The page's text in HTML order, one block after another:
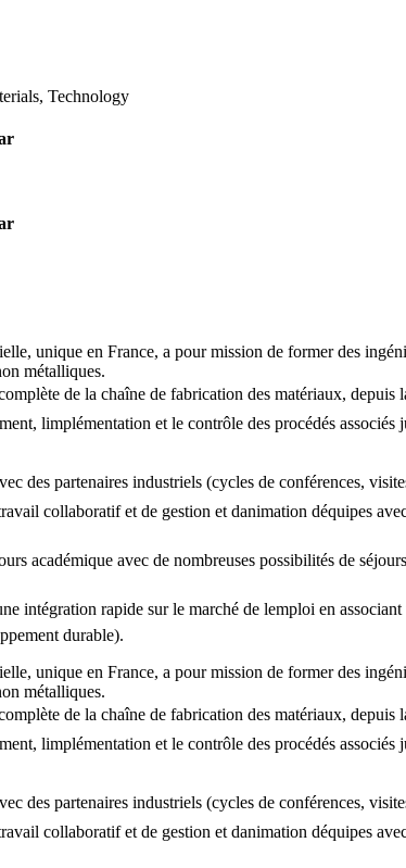
Technology
unique en France, a pour mission de former des
métalliques.
de la chaîne de fabrication des matériaux,
limplémentation et le contrôle des procédés associés
des partenaires industriels (cycles de conférences,
collaboratif et de gestion et danimation déquipes
académique avec de nombreuses possibilités de
intégration rapide sur le marché de lemploi en
durable).
unique en France, a pour mission de former des
métalliques.
de la chaîne de fabrication des matériaux,
limplémentation et le contrôle des procédés associés
des partenaires industriels (cycles de conférences,
collaboratif et de gestion et danimation déquipes